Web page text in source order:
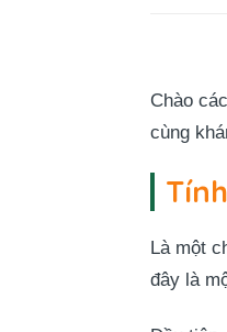
Chào
cùng
Là một
đây là